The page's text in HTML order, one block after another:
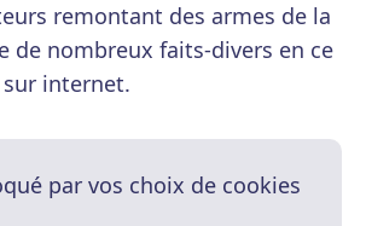
remontant des armes de la
de nombreux faits-divers en ce
internet.
par vos choix de cookies